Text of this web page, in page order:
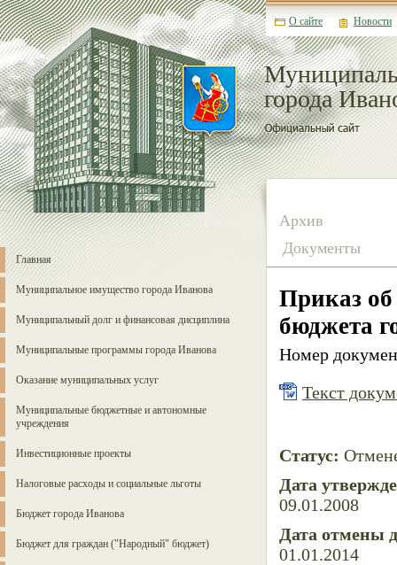
города
О сайте Новости
Главная
Муниципальное имущество города Иванова
Муниципальный долг и финансовая дисциплина
Муниципальные программы города Иванова
Оказание муниципальных услуг
Муниципальные бюджетные и автономные
учреждения
Инвестиционные проекты
Налоговые расходы и социальные льготы
Бюджет города Иванова
Бюджет для граждан ("Народный" бюджет)
Архив
Документы
Приказ
бюджета
Номер
Текст
Статус:
Дата
09.01.2008
Дата отмены
01.01.2014